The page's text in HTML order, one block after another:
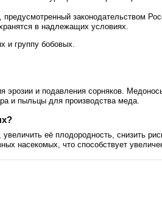
законодательством
в надлежащих условиях.
и группу бобовых.
и подавления сорняков.
и пыльцы для производства меда.
её плодородность, снизить
насекомых, что способствует